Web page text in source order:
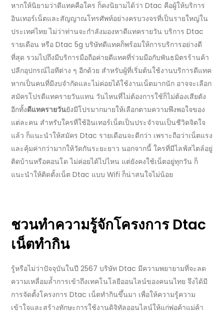
หากให้นิยามว่าดีแทคคือใคร ก็คงนิยามได้ว่า Dtac คือผู้ให้บริการ
อินเทอร์เน็ตและสัญญาณโทรศัพท์อย่างครบวงจรที่เป็นรายใหญ่ใน
ประเทศไทย ไม่ว่าท่านจะกำลังมองหาดีแทครายวัน บริการ Dtac
รายเดือน หรือ Dtac 5g บริษัทดีแทคก็พร้อมให้การบริการอย่างดี
ที่สุด รวมไปถึงมีบริการมือถือค่ายดีแทคที่ร่วมมือกับพันธมิตรร้านค้า
ปลีกอุปกรณ์ไอทีต่าง ๆ อีกด้วย สำหรับผู้ที่เริ่มต้นใช้งานบริการดีแทค
หากเป็นคนที่มีงบจำกัดและไม่ค่อยได้ใช้งานเน็ตมากนัก อาจจะเลือก
สมัครโปรดีแทครายวันแทน วันไหนที่ไม่ต้องการใช้ก็ไม่ต้องเสียตัง
อีกทั้งดีแทครายวันยังมีโปรมากมายให้เลือกตามความพึงพอใจของ
แต่ละคน สำหรับใครที่ใช้อินเทอร์เน็ตเป็นประจำจนเป็นชีวิตจิตใจ
แล้ว ก็แนะนำให้สมัคร Dtac รายเดือนจะดีกว่า เพราะถือว่าเน็ตแรง
และคุ้มค่ากว่ามากให้วัดกันระยะยาว นอกจากนี้ ใครที่มีไลฟ์สไตล์อยู่
ติดบ้านหรือคอนโด ไม่ค่อยได้ไปไหน แต่ยังคงใช้เน็ตอยู่ทุกวัน ก็
แนะนำให้ติดตั้งเน็ตDtac แบบWifi ก็น่าสนใจไม่น้อย
ชวนทำความรู้จักโครงการ Dtac
เน็ตทำกิน
รู้หรือไม่ว่าปัจจุบันในปี 2567บริษัทDtac มีความพยายามที่จะลด
ความเหลื่อมล้ำการเข้าถึงเทคโนโลยีออนไลน์ของคนนไทย จึงได้มี
การจัดตั้งโครงการ Dtac เน็ตทำกินขึ้นมา เพื่อให้ความรู้ความ
เข้าใจและสร้างทักษะการใช้งานดิจิทัลออนไลน์ให้แก่พ่อค้าแม่ค้า